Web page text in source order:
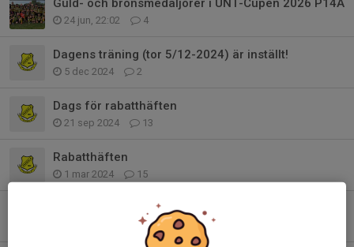
24 jun, 22:02 4
Dagens träning (tor 5/12-2024) är inställt!
5 dec 2024 2
Dags för rabatthäften
21 sep 2024 13
Rabatthäften
1 mar 2024 15
Lag- och spelarfotografering
0